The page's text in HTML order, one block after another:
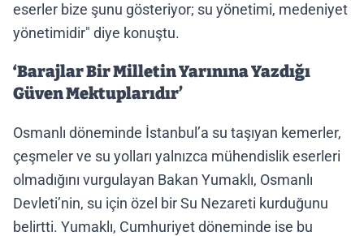
eserler bize şunu gösteriyor; su yönetimi, medeniyet
yönetimidir" diye konuştu.
‘Barajlar Bir Milletin Yarınına Yazdığı
Güven Mektuplarıdır’
Osmanlı döneminde İstanbul’a su taşıyan kemerler,
çeşmeler ve su yolları yalnızca mühendislik eserleri
olmadığını vurgulayan Bakan Yumaklı, Osmanlı
Devleti’nin, su için özel bir Su Nezareti kurduğunu
belirtti. Yumaklı, Cumhuriyet döneminde ise bu